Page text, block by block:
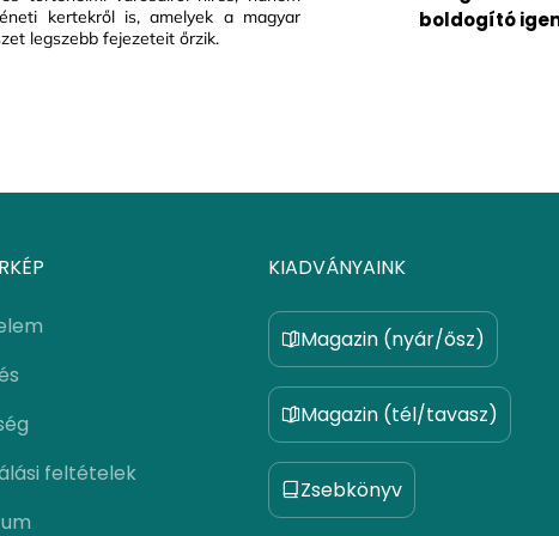
kertekről is, amelyek a magyar
legszebb fejezeteit őrzik.
boldogító
feltételek
KIADVÁNYAINK
Magazin (nyár/ősz)
Magazin (tél/tavasz)
Zsebkönyv